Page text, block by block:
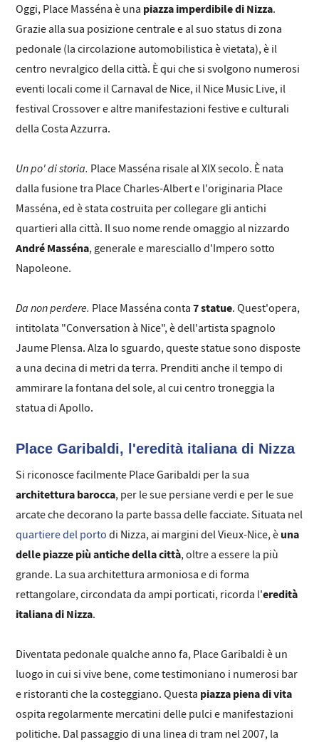
Oggi, Place Masséna è una piazza imperdibile di Nizza.
Grazie alla sua posizione centrale e al suo status di zona
pedonale (la circolazione automobilistica è vietata), è il
centro nevralgico della città. È qui che si svolgono numerosi
eventi locali come il Carnaval de Nice, il Nice Music Live, il
festival Crossover e altre manifestazioni festive e culturali
della Costa Azzurra.
Un po' di storia. Place Masséna risale al XIX secolo. È nata
dalla fusione tra Place Charles-Albert e l'originaria Place
Masséna, ed è stata costruita per collegare gli antichi
quartieri alla città. Il suo nome rende omaggio al nizzardo
André Masséna, generale e maresciallo d'Impero sotto
Napoleone.
Da non perdere. Place Masséna conta7 statue. Quest'opera,
intitolata "Conversation à Nice", è dell'artista spagnolo
Jaume Plensa. Alza lo sguardo, queste statue sono disposte
a una decina di metri da terra. Prenditi anche il tempo di
ammirare la fontana del sole, al cui centro troneggia la
statua di Apollo.
Place Garibaldi, l'eredità italiana di Nizza
Si riconosce facilmente Place Garibaldi per la sua
architettura barocca, per le sue persiane verdi e per le sue
arcate che decorano la parte bassa delle facciate. Situata nel
quartiere del porto di Nizza, ai margini del Vieux-Nice, è una
delle piazze più antiche della città, oltre a essere la più
grande. La sua architettura armoniosa e di forma
rettangolare, circondata da ampi porticati, ricorda l'eredità
italiana di Nizza.
Diventata pedonale qualche anno fa, Place Garibaldi è un
luogo in cui si vive bene, come testimoniano i numerosi bar
e ristoranti che la costeggiano. Questa piazza piena di vita
ospita regolarmente mercatini delle pulci e manifestazioni
politiche. Dal passaggio di una linea di tram nel 2007, la